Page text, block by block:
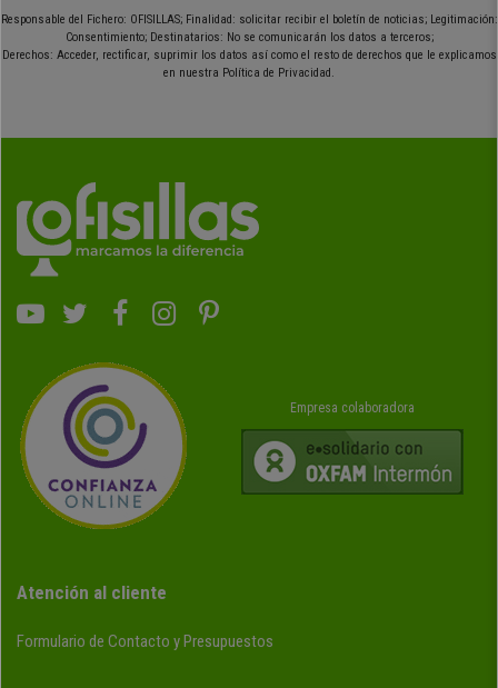
Responsable del Fichero: OFISILLAS; Finalidad: solicitar recibir el boletín de noticias; Legitimación:
Consentimiento; Destinatarios: No se comunicarán los datos a terceros;
Derechos: Acceder, rectificar, suprimir los datos así como el resto de derechos que le explicamos
en nuestra Política de Privacidad.
Empresa colaboradora
Atención al cliente
Formulario de Contacto y Presupuestos